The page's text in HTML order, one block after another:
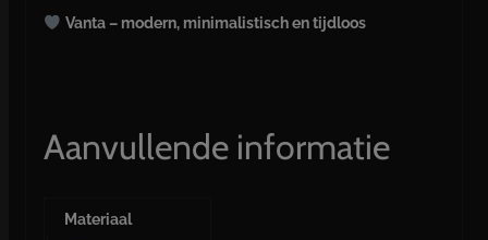
Vanta – modern, minimalistisch en tijdloos
Aanvullende informatie
Materiaal